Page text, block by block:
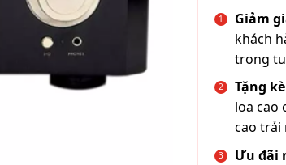
Giảm
khách
trong
Tặng
loa cao
cao trải
Ưu đãi